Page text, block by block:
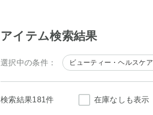
アイテム検索結果
選択中の条件： ビューティー・ヘルスケア
検索結果181件 在庫なしも表示